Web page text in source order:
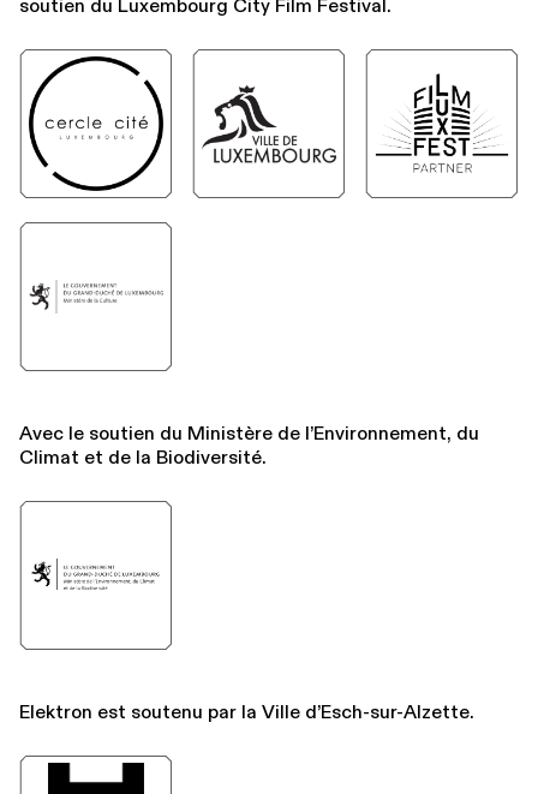
soutien du Luxembourg City Film Festival.
Avec le soutien du Ministère de l’Environnement, du
Climat et de la Biodiversité.
Elektron est soutenu par la Ville d’Esch-sur-Alzette.